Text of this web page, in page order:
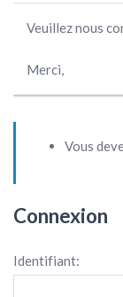
Veuillez nous
Merci,
Vous
Connexion
Identifiant: